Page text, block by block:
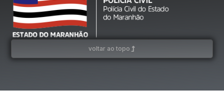
voltar ao topo